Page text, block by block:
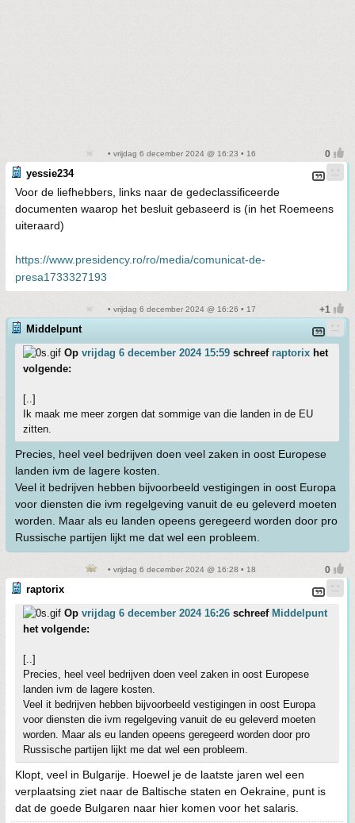
• vrijdag 6 december 2024 @ 16:23 • 16
yessie234
Voor de liefhebbers, links naar de gedeclassificeerde
documenten waarop het besluit gebaseerd is (in het Roemeens
uiteraard)
https://www.presidency.ro/ro/media/comunicat-de-
presa1733327193
• vrijdag 6 december 2024 @ 16:26 • 17
Middelpunt
Op vrijdag 6 december 2024 15:59 schreef raptorix het
volgende:
[..]
Ik maak me meer zorgen dat sommige van die landen in de EU
zitten.
Precies, heel veel bedrijven doen veel zaken in oost Europese
landen ivm de lagere kosten.
Veel it bedrijven hebben bijvoorbeeld vestigingen in oost Europa
voor diensten die ivm regelgeving vanuit de eu geleverd moeten
worden. Maar als eu landen opeens geregeerd worden door pro
Russische partijen lijkt me dat wel een probleem.
• vrijdag 6 december 2024 @ 16:28 • 18
raptorix
Op vrijdag 6 december 2024 16:26 schreef Middelpunt
het volgende:
[..]
Precies, heel veel bedrijven doen veel zaken in oost Europese
landen ivm de lagere kosten.
Veel it bedrijven hebben bijvoorbeeld vestigingen in oost Europa
voor diensten die ivm regelgeving vanuit de eu geleverd moeten
worden. Maar als eu landen opeens geregeerd worden door pro
Russische partijen lijkt me dat wel een probleem.
Klopt, veel in Bulgarije. Hoewel je de laatste jaren wel een
verplaatsing ziet naar de Baltische staten en Oekraine, punt is
dat de goede Bulgaren naar hier komen voor het salaris.